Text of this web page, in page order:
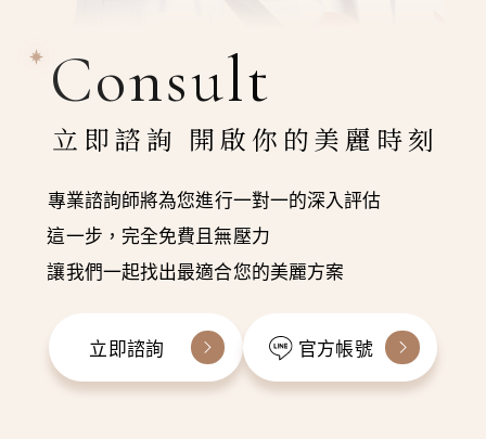
Consult
立即諮詢 開啟你的美麗時刻
專業諮詢師將為您進行一對一的深入評估
這一步，完全免費且無壓力
讓我們一起找出最適合您的美麗方案
立即諮詢 官方帳號